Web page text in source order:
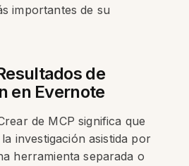
importantes de su
de
en Evernote
de MCP significa que
investigación asistida por
herramienta separada o